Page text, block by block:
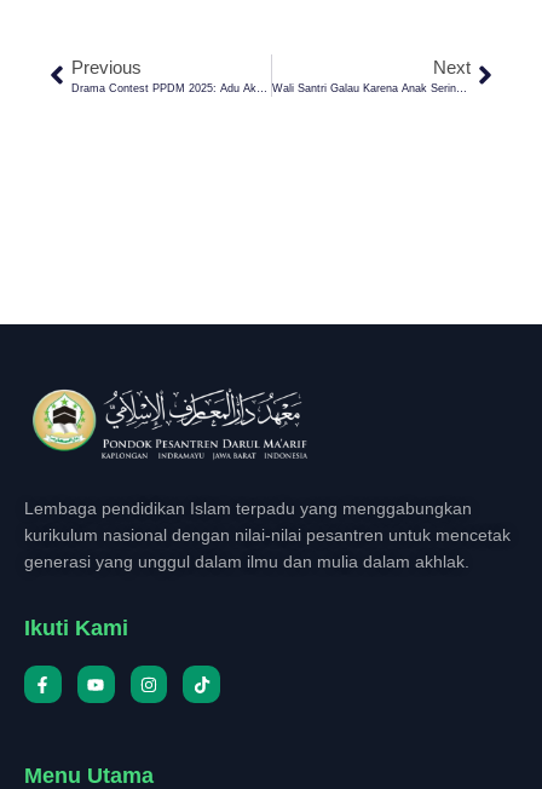
Previous Next
Wali Santri Galau Karena Anak Sering Sakit Di Pesantren: Ini Solusinya!
Lembaga pendidikan Islam terpadu yang menggabungkan
kurikulum nasional dengan nilai-nilai pesantren untuk mencetak
generasi yang unggul dalam ilmu dan mulia dalam akhlak.
Ikuti Kami
Menu Utama